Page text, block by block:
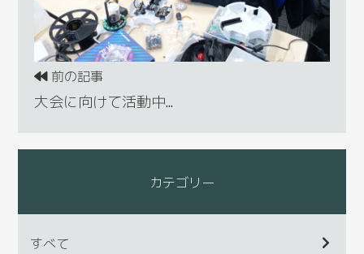
前の記事
大会に向けて活動中…
カテゴリー
すべて